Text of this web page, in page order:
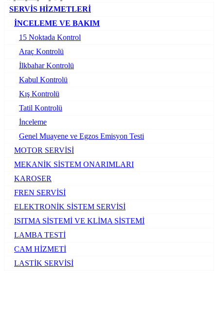
SERVİS HİZMETLERİ
İNCELEME VE BAKIM
15 Noktada Kontrol
Araç Kontrolü
İlkbahar Kontrolü
Kabul Kontrolü
Kış Kontrolü
Tatil Kontrolü
İnceleme
Genel Muayene ve Egzos Emisyon Testi
MOTOR SERVİSİ
MEKANİK SİSTEM ONARIMLARI
KAROSER
FREN SERVİSİ
ELEKTRONİK SİSTEM SERVİSİ
ISITMA SİSTEMİ VE KLİMA SİSTEMİ
LAMBA TESTİ
CAM HİZMETİ
LASTİK SERVİSİ